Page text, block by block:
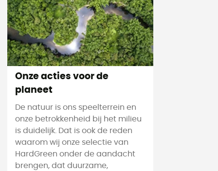
Onze acties voor de
planeet
De natuur is ons speelterrein en
onze betrokkenheid bij het milieu
is duidelijk. Dat is ook de reden
waarom wij onze selectie van
HardGreen onder de aandacht
brengen, dat duurzame,